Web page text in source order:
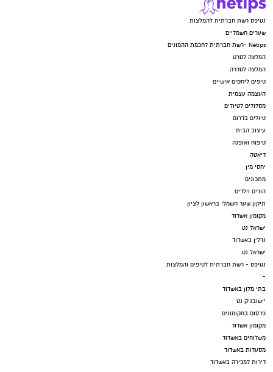
נטיפס רשת חברתית להמלצות
שערים חשמליים
Netips -רשת חברתית לחכמת ההמונים
המלצה לסרט
המלצה לסדרה
טיפים ליחסים אישיים
העצמה עצמית
מסלולים לטיולים
טיולים בדרום
עיצוב הבית
טיפוח ואופנה
דיאטה
יחסי מין
מתכונים
הורים וילדים
תיקון שער חשמלי בראשון לציון
מקומון אשדוד
ישראל נט
נדל"ן באשדוד
ישראל נט
נטיפס - רשת חברתית לטיפים והמלצות
-
בתי מלון באשדוד
יישובניק נט
פרסום במקומונים
מקומון אשדוד
משלוחים באשדוד
מסעדות באשדוד
דירות למכירה באשדוד